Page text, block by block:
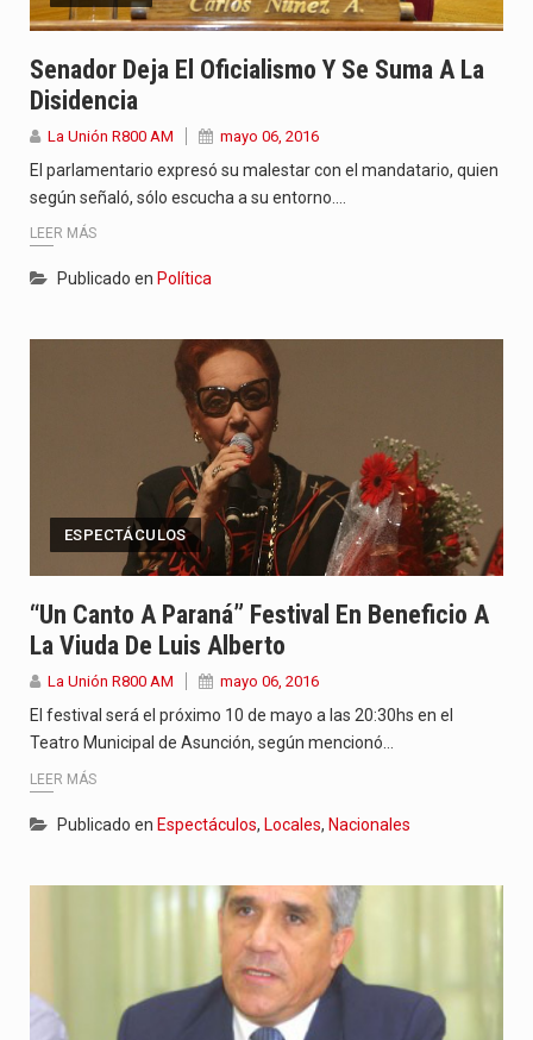
Senador Deja El Oficialismo Y Se Suma A La
Disidencia
La Unión R800 AM mayo 06, 2016
El parlamentario expresó su malestar con el mandatario, quien
según señaló, sólo escucha a su entorno.…
LEER MÁS
Publicado en Política
ESPECTÁCULOS
“Un Canto A Paraná” Festival En Beneficio A
La Viuda De Luis Alberto
La Unión R800 AM mayo 06, 2016
El festival será el próximo 10 de mayo a las 20:30hs en el
Teatro Municipal de Asunción, según mencionó…
LEER MÁS
Publicado en Espectáculos, Locales, Nacionales